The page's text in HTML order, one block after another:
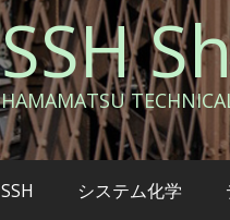
SSH
HAMAMATSU
SSH システム化学